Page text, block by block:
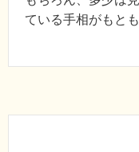
ている手相がもと